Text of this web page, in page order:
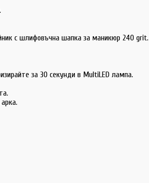
с шлифовъчна шапка за маникюр 240 grit.
за 30 секунди в MultiLED лампа.